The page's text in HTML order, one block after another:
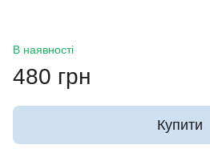
В наявності
480 грн
Купити